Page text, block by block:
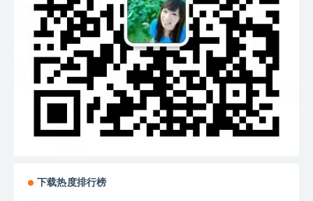
下载热度排行榜